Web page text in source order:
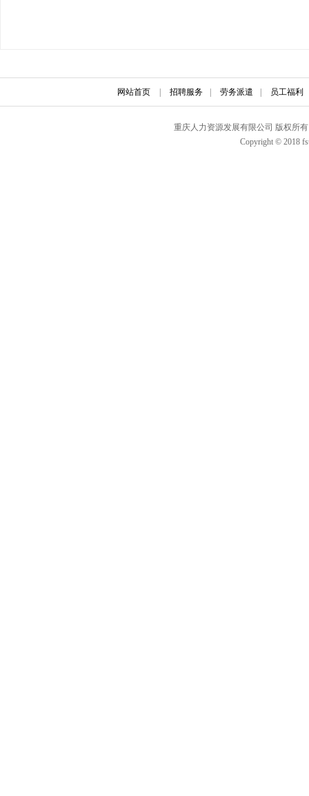
网站首页 招聘服务 劳务派遣 员工福利
重庆人力资源发展有限公司 版权所
Copyright © 2018